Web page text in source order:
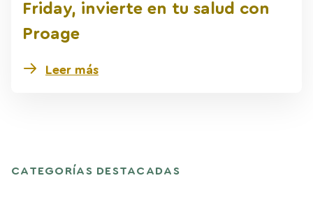
Friday, invierte en tu salud con
Proage
Leer más
CATEGORÍAS DESTACADAS